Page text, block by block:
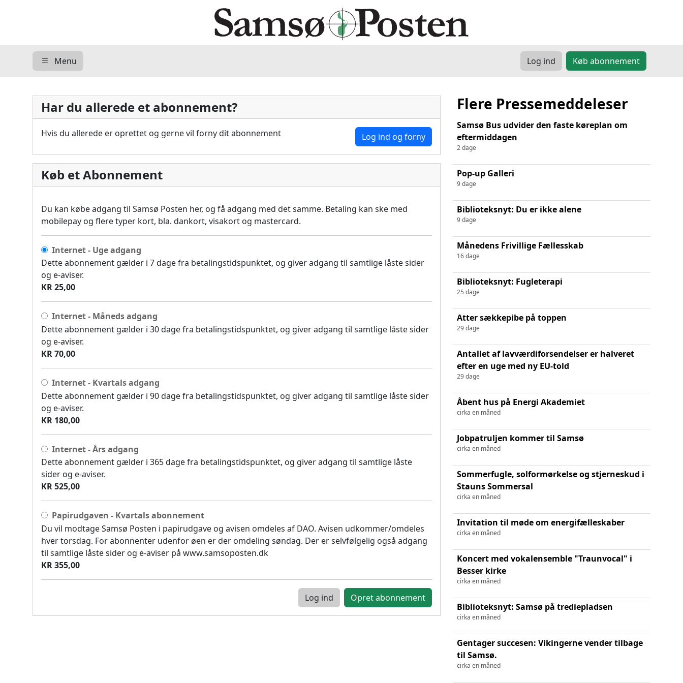
Menu Log ind Køb abonnement
Har du allerede et abonnement?
Hvis du allerede er oprettet og gerne vil forny dit abonnement Log ind og forny
Køb et Abonnement
Du kan købe adgang til Samsø Posten her, og få adgang med det samme. Betaling kan ske med
mobilepay og flere typer kort, bla. dankort, visakort og mastercard.
Internet - Uge adgang
Dette abonnement gælder i 7 dage fra betalingstidspunktet, og giver adgang til samtlige låste sider
og e-aviser.
KR 25,00
Internet - Måneds adgang
Dette abonnement gælder i 30 dage fra betalingstidspunktet, og giver adgang til samtlige låste sider
og e-aviser.
KR 70,00
Internet - Kvartals adgang
Dette abonnement gælder i 90 dage fra betalingstidspunktet, og giver adgang til samtlige låste sider
og e-aviser.
KR 180,00
Internet - Års adgang
Dette abonnement gælder i 365 dage fra betalingstidspunktet, og giver adgang til samtlige låste
sider og e-aviser.
KR 525,00
Papirudgaven - Kvartals abonnement
Du vil modtage Samsø Posten i papirudgave og avisen omdeles af DAO. Avisen udkommer/omdeles
hver torsdag. For abonnenter udenfor øen er der omdeling søndag. Der er selvfølgelig også adgang
til samtlige låste sider og e-aviser på www.samsoposten.dk
KR 355,00
Log ind
Flere Pressemeddeleser
Samsø Bus udvider den faste køreplan om
eftermiddagen
2 dage
Pop-up Galleri
9 dage
Biblioteksnyt: Du er ikke alene
9 dage
Månedens Frivillige Fællesskab
16 dage
Biblioteksnyt: Fugleterapi
25 dage
Atter sækkepibe på toppen
29 dage
Antallet af lavværdiforsendelser er halveret
efter en uge med ny EU-told
29 dage
Åbent hus på Energi Akademiet
cirka en måned
Jobpatruljen kommer til Samsø
cirka en måned
Sommerfugle, solformørkelse og stjerneskud i
Stauns Sommersal
cirka en måned
Invitation til møde om energifælleskaber
cirka en måned
Koncert med vokalensemble "Traunvocal" i
Besser kirke
cirka en måned
Biblioteksnyt: Samsø på trediepladsen
cirka en måned
Gentager succesen: Vikingerne vender tilbage
til Samsø.
cirka en måned